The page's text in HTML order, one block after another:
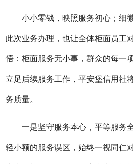
小小零钱，映照服务初心；细
此次业务办理，也让全体柜面员工
悟：柜面服务无小事，群众的每一
立足后续服务工作，平安堡信用社
务质量。
一是坚守服务本心，平等服务
轻小额的服务误区，始终一视同仁